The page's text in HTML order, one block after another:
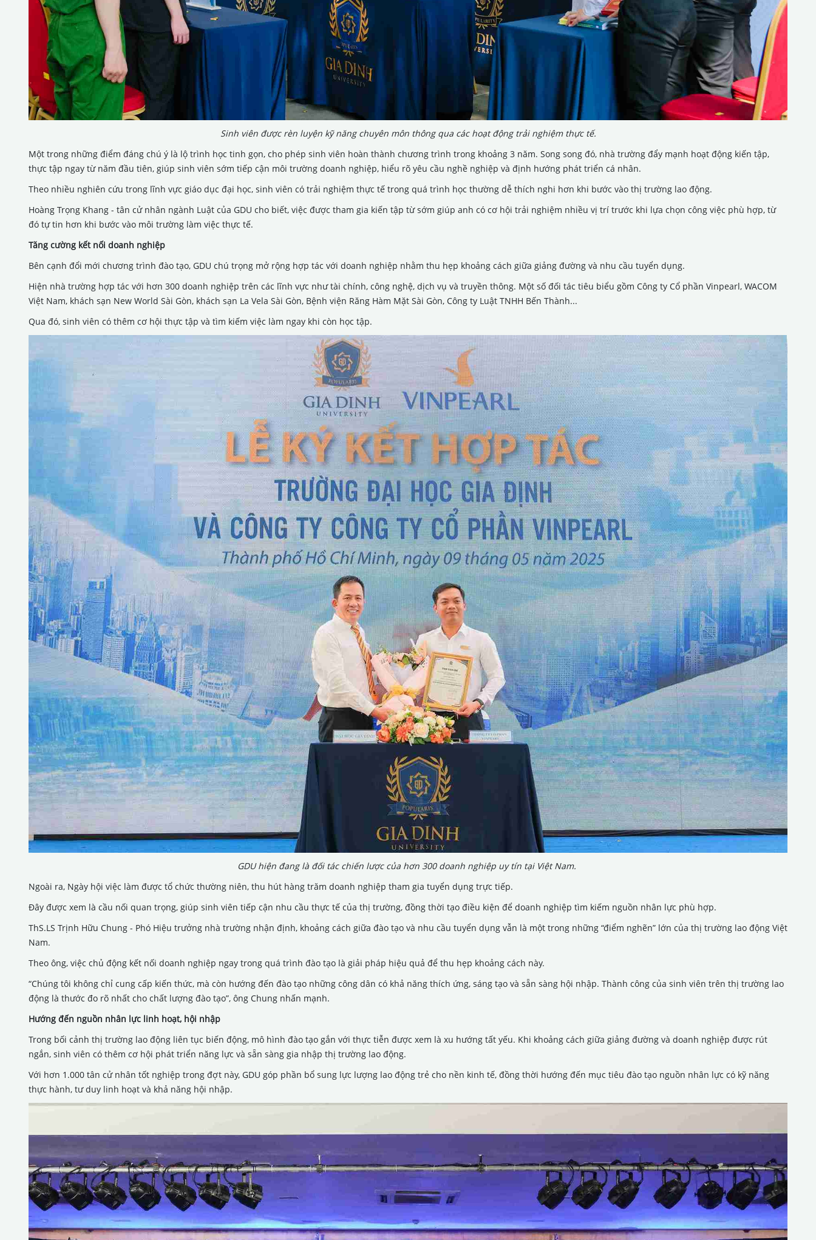
Sinh viên được rèn luyện kỹ năng chuyên môn thông qua các hoạt động trải nghiệm thực tế.
Một trong những điểm đáng chú ý là lộ trình học tinh gọn, cho phép sinh viên hoàn thành chương trình trong khoảng 3 năm. Song song đó, nhà trường đẩy mạnh hoạt động kiến tập,
thực tập ngay từ năm đầu tiên, giúp sinh viên sớm tiếp cận môi trường doanh nghiệp, hiểu rõ yêu cầu nghề nghiệp và định hướng phát triển cá nhân.
Theo nhiều nghiên cứu trong lĩnh vực giáo dục đại học, sinh viên có trải nghiệm thực tế trong quá trình học thường dễ thích nghi hơn khi bước vào thị trường lao động.
Hoàng Trọng Khang - tân cử nhân ngành Luật của GDU cho biết, việc được tham gia kiến tập từ sớm giúp anh có cơ hội trải nghiệm nhiều vị trí trước khi lựa chọn công việc phù hợp, từ
đó tự tin hơn khi bước vào môi trường làm việc thực tế.
Tăng cường kết nối doanh nghiệp
Bên cạnh đổi mới chương trình đào tạo, GDU chú trọng mở rộng hợp tác với doanh nghiệp nhằm thu hẹp khoảng cách giữa giảng đường và nhu cầu tuyển dụng.
Hiện nhà trường hợp tác với hơn 300 doanh nghiệp trên các lĩnh vực như tài chính, công nghệ, dịch vụ và truyền thông. Một số đối tác tiêu biểu gồm Công ty Cổ phần Vinpearl, WACOM
Việt Nam, khách sạn New World Sài Gòn, khách sạn La Vela Sài Gòn, Bệnh viện Răng Hàm Mặt Sài Gòn, Công ty Luật TNHH Bến Thành...
Qua đó, sinh viên có thêm cơ hội thực tập và tìm kiếm việc làm ngay khi còn học tập.
GDU hiện đang là đối tác chiến lược của hơn 300 doanh nghiệp uy tín tại Việt Nam.
Ngoài ra, Ngày hội việc làm được tổ chức thường niên, thu hút hàng trăm doanh nghiệp tham gia tuyển dụng trực tiếp.
Đây được xem là cầu nối quan trọng, giúp sinh viên tiếp cận nhu cầu thực tế của thị trường, đồng thời tạo điều kiện để doanh nghiệp tìm kiếm nguồn nhân lực phù hợp.
ThS.LS Trịnh Hữu Chung - Phó Hiệu trưởng nhà trường nhận định, khoảng cách giữa đào tạo và nhu cầu tuyển dụng vẫn là một trong những “điểm nghẽn” lớn của thị trường lao động Việt
Nam.
Theo ông, việc chủ động kết nối doanh nghiệp ngay trong quá trình đào tạo là giải pháp hiệu quả để thu hẹp khoảng cách này.
“Chúng tôi không chỉ cung cấp kiến thức, mà còn hướng đến đào tạo những công dân có khả năng thích ứng, sáng tạo và sẵn sàng hội nhập. Thành công của sinh viên trên thị trường lao
động là thước đo rõ nhất cho chất lượng đào tạo”, ông Chung nhấn mạnh.
Hướng đến nguồn nhân lực linh hoạt, hội nhập
Trong bối cảnh thị trường lao động liên tục biến động, mô hình đào tạo gắn với thực tiễn được xem là xu hướng tất yếu. Khi khoảng cách giữa giảng đường và doanh nghiệp được rút
ngắn, sinh viên có thêm cơ hội phát triển năng lực và sẵn sàng gia nhập thị trường lao động.
Với hơn 1.000 tân cử nhân tốt nghiệp trong đợt này, GDU góp phần bổ sung lực lượng lao động trẻ cho nền kinh tế, đồng thời hướng đến mục tiêu đào tạo nguồn nhân lực có kỹ năng
thực hành, tư duy linh hoạt và khả năng hội nhập.